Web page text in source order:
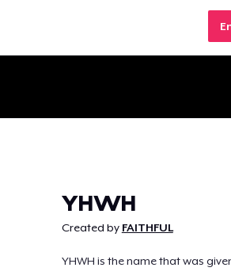
YHWH
Created by FAITHFUL
YHWH is the name that was